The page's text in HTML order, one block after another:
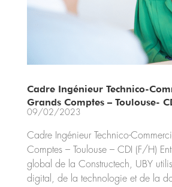
Cadre Ingénieur Technico-
Grands Comptes – Toulouse-
09/02/2023
Cadre Ingénieur Technico-
Comptes – Toulouse – CDI (F/H)
global de la Constructech, UBY
digital, de la technologie et de la